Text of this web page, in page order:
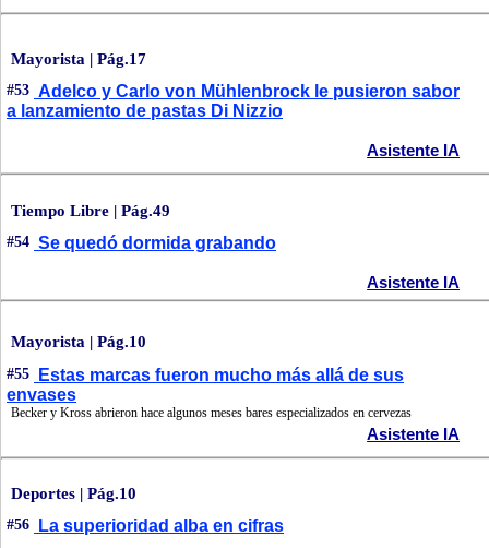
Mayorista | Pág.17
#53 Adelco y Carlo von Mühlenbrock le pusieron sabor
a lanzamiento de pastas Di Nizzio
Asistente IA
Tiempo Libre | Pág.49
#54 Se quedó dormida grabando
Asistente IA
Mayorista | Pág.10
#55
Estas marcas fueron mucho más allá de sus
envases
Becker y Kross abrieron hace algunos meses bares especializados en cervezas
Asistente IA
Deportes | Pág.10
#56 La superioridad alba en cifras